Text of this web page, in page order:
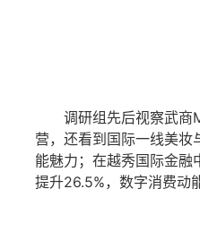
调研组先后视察武商
营，还看到国际一线美妆
能魅力；在越秀国际金融
提升26.5%，数字消费动